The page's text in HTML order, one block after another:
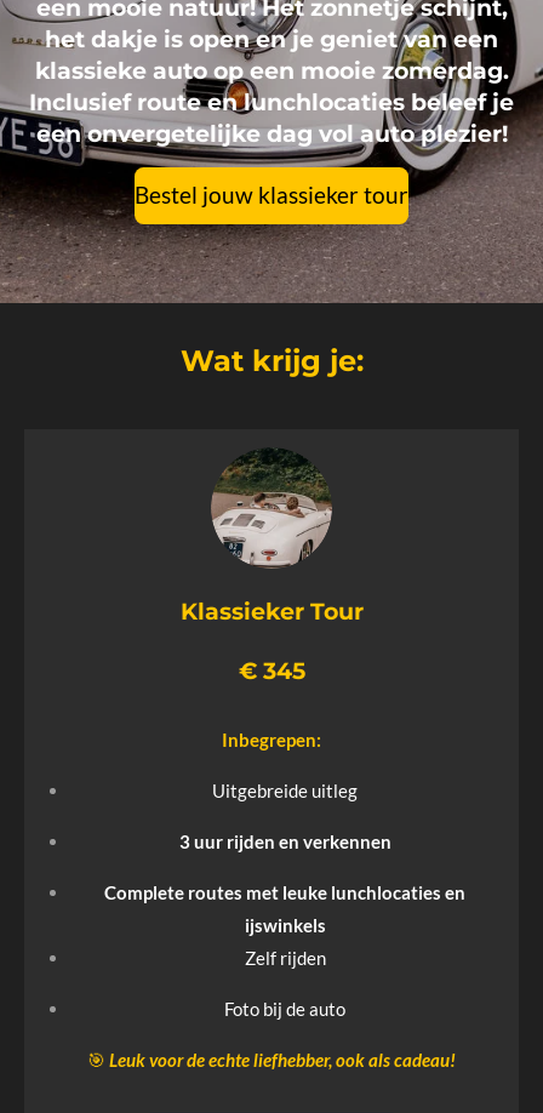
een mooie natuur! Het zonnetje schijnt,
het dakje is open en je geniet van een
klassieke auto op een mooie zomerdag.
Inclusief route en lunchlocaties beleef je
een onvergetelijke dag vol auto plezier!
Bestel jouw klassieker tour
Wat krijg je:
Klassieker Tour
€ 345
Inbegrepen:
Uitgebreide uitleg
3 uur rijden en verkennen
Complete routes met leuke lunchlocaties en
ijswinkels
Zelf rijden
Foto bij de auto
🎯 Leuk voor de echte liefhebber, ook als cadeau!